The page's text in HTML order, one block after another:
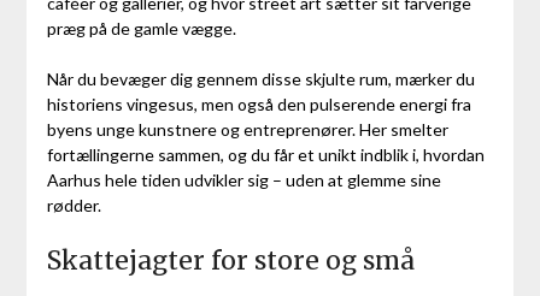
præg på de gamle vægge.
Når du bevæger dig gennem disse skjulte rum, mærker du
historiens vingesus, men også den pulserende energi fra
byens unge kunstnere og entreprenører. Her smelter
fortællingerne sammen, og du får et unikt indblik i, hvordan
Aarhus hele tiden udvikler sig – uden at glemme sine
rødder.
Skattejagter for store og små